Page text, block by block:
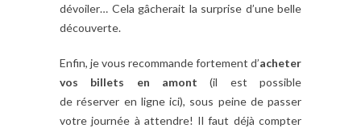
dévoiler… Cela gâcherait la surprise d’une belle
découverte.
Enfin, je vous recommande fortement d’acheter
vos
billets en amont (il est possible
de réserver en ligne ici), sous peine de passer
votre journée à attendre! Il faut déjà compter